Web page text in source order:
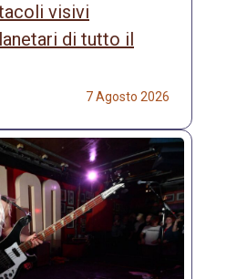
visivi
di tutto il
7 Agosto 2026